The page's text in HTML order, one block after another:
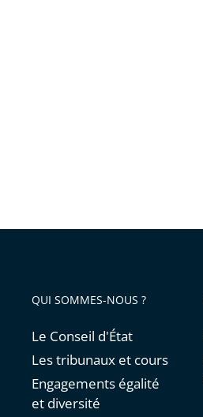
QUI SOMMES-NOUS ?
Le Conseil d'État
Les tribunaux et cours
Engagements égalité
et diversité